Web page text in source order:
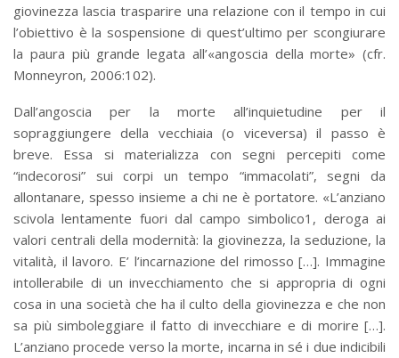
giovinezza lascia trasparire una relazione con il tempo in cui
l’obiettivo è la sospensione di quest’ultimo per scongiurare
la paura più grande legata all’«angoscia della morte» (cfr.
Monneyron, 2006:102).
Dall’angoscia per la morte all’inquietudine per il
sopraggiungere della vecchiaia (o viceversa) il passo è
breve. Essa si materializza con segni percepiti come
“indecorosi” sui corpi un tempo “immacolati”, segni da
allontanare, spesso insieme a chi ne è portatore. «L’anziano
scivola lentamente fuori dal campo simbolico1, deroga ai
valori centrali della modernità: la giovinezza, la seduzione, la
vitalità, il lavoro. E’ l’incarnazione del rimosso […]. Immagine
intollerabile di un invecchiamento che si appropria di ogni
cosa in una società che ha il culto della giovinezza e che non
sa più simboleggiare il fatto di invecchiare e di morire […].
L’anziano procede verso la morte, incarna in sé i due indicibili